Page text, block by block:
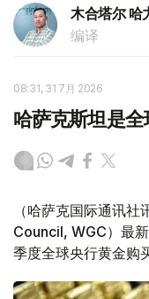
木合塔尔 哈
编译
08:31, 31 7月 2026
哈萨克斯坦是
（哈萨克国际通讯
Council, WGC）最
季度全球央行黄金购